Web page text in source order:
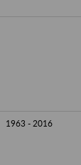
1963 - 2016